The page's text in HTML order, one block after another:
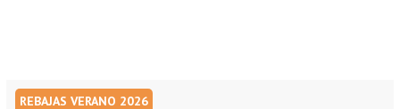
REBAJAS VERANO 2026